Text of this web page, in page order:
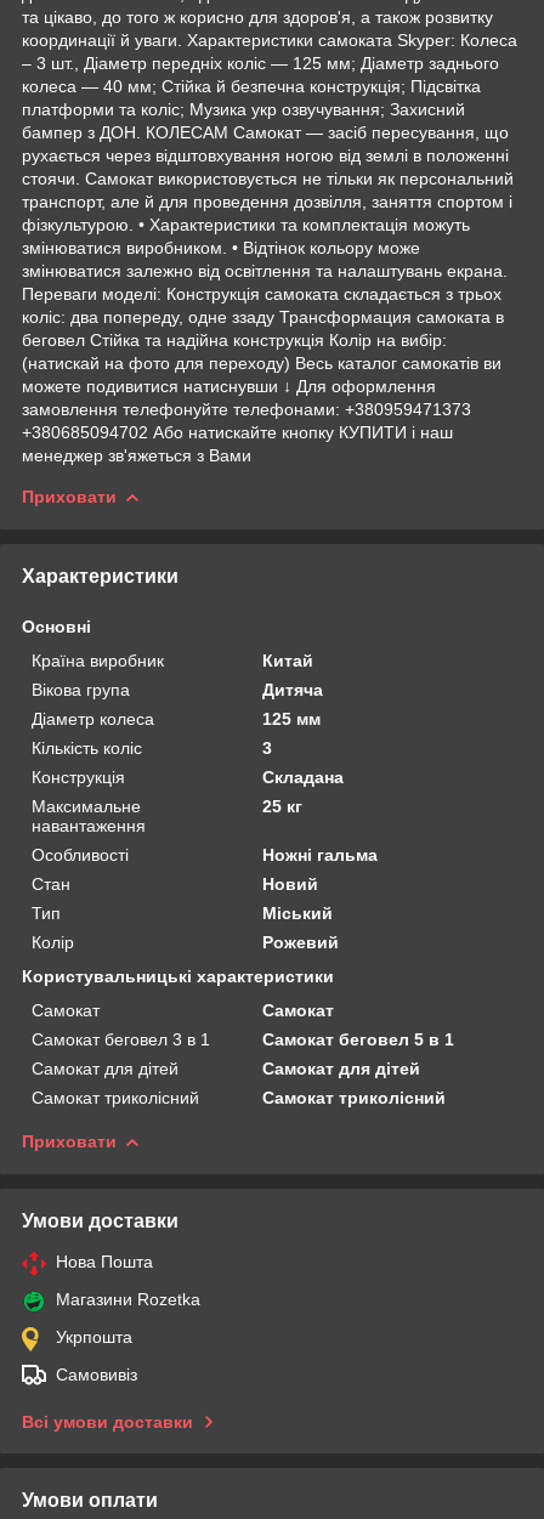
та цікаво, до того ж корисно для здоров'я, а також розвитку
координації й уваги. Характеристики самоката Skyper: Колеса
– 3 шт., Діаметр передніх коліс — 125 мм; Діаметр заднього
колеса — 40 мм; Стійка й безпечна конструкція; Підсвітка
платформи та коліс; Музика укр озвучування; Захисний
бампер з ДОН. КОЛЕСАМ Самокат — засіб пересування, що
рухається через відштовхування ногою від землі в положенні
стоячи. Самокат використовується не тільки як персональний
транспорт, але й для проведення дозвілля, заняття спортом і
фізкультурою. • Характеристики та комплектація можуть
змінюватися виробником. • Відтінок кольору може
змінюватися залежно від освітлення та налаштувань екрана.
Переваги моделі: Конструкція самоката складається з трьох
коліс: два попереду, одне ззаду Трансформация самоката в
беговел Стійка та надійна конструкція Колір на вибір:
(натискай на фото для переходу) Весь каталог самокатів ви
можете подивитися натиснувши ↓ Для оформлення
замовлення телефонуйте телефонами: +380959471373
+380685094702 Або натискайте кнопку КУПИТИ і наш
менеджер зв'яжеться з Вами
Приховати
Характеристики
Основні
Країна виробник
Китай
Вікова група
Дитяча
Діаметр колеса
125 мм
Кількість коліс
3
Конструкція
Складана
Максимальне
навантаження
25 кг
Особливості
Ножні гальма
Стан
Новий
Тип
Міський
Колір
Рожевий
Користувальницькі характеристики
Самокат
Самокат
Самокат беговел 3 в 1
Самокат беговел 5 в 1
Самокат для дітей
Самокат для дітей
Самокат триколісний
Самокат триколісний
Приховати
Умови доставки
Нова Пошта
Магазини Rozetka
Укрпошта
Самовивіз
Всі умови доставки
Умови оплати